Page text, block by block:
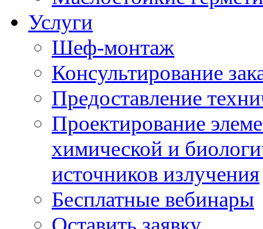
Услуги
Шеф-монтаж
Консультирование
Предоставление
Проектирование
химической и
источников излучения
Бесплатные вебинары